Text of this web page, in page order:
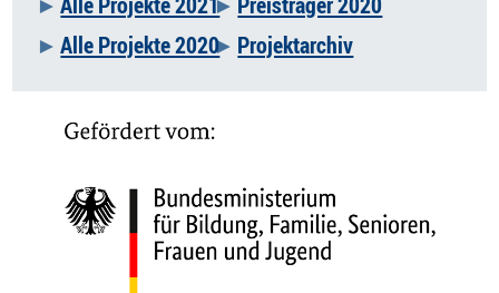
Alle Projekte 2020
Projektarchiv